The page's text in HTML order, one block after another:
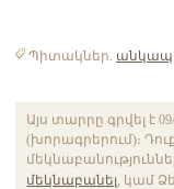
Պիտակներ. անկապ
Այս տարրը գրվել է 09/
(խորագրերում)։
մեկնաբանել , կամ